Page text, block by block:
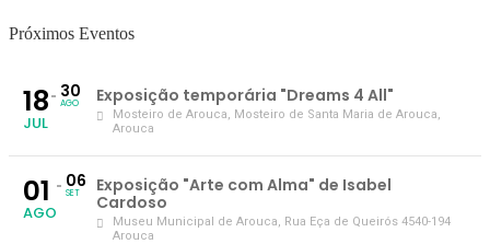
Próximos Eventos
18
JUL
30
AGO Exposição temporária "Dreams 4 All"
Mosteiro de Arouca, Mosteiro de Santa Maria de Arouca,
Arouca
01
AGO
06
SET
Exposição "Arte com Alma" de Isabel
Cardoso
Museu Municipal de Arouca, Rua Eça de Queirós 4540-194
Arouca